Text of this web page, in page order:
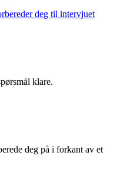
deg til intervjuet
klare.
deg på i forkant av et